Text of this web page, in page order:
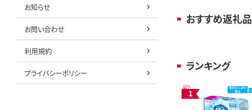
お知らせ
お問い合わせ
利用規約
プライバシーポリシー
おすすめ返礼品
ランキング